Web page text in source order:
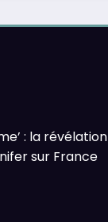
: la révélation
sur France